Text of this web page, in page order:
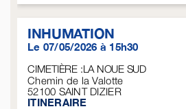
INHUMATION
Le 07/05/2026 à 15h30
CIMETIÈRE :LA NOUE SUD
Chemin de la Valotte
52100 SAINT DIZIER
ITINERAIRE